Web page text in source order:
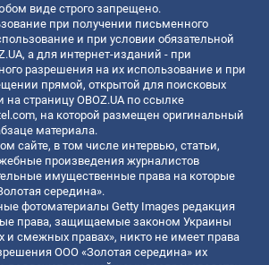
виде строго запрещено.
при получении письменного
и при условии обязательной
а для интернет-изданий - при
разрешения на их использование и при
прямой, открытой для поисковых
страницу OBOZ.UA по ссылке
, на которой размещен оригинальный
материала.
сайте, в том числе интервью, статьи,
произведения журналистов
имущественные права на которые
середина».
фотоматериалы Getty Images редакция
права, защищаемые законом Украины
и смежных правах», никто не имеет права
ООО «Золотая середина» их